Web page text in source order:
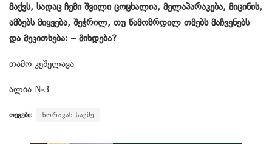
მაქვს, სადაც ჩემი შვილი ცოცხალია, მელაპარაკება, მიცინის,
ამბებს მიყვება, შეჭრილ, თუ წამოზრდილ თმებს მაჩვენებს
და მეკითხება: – მიხდება?
თამო კეშელავა
ალია №3
თეგები: ხორავას საქმე